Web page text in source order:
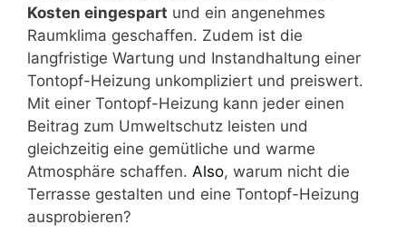
Kosten eingespart und ein angenehmes
Raumklima geschaffen. Zudem ist die
langfristige Wartung und Instandhaltung einer
Tontopf-Heizung unkompliziert und preiswert.
Mit einer Tontopf-Heizung kann jeder einen
Beitrag zum Umweltschutz leisten und
gleichzeitig eine gemütliche und warme
Atmosphäre schaffen. Also, warum nicht die
Terrasse gestalten und eine Tontopf-Heizung
ausprobieren?